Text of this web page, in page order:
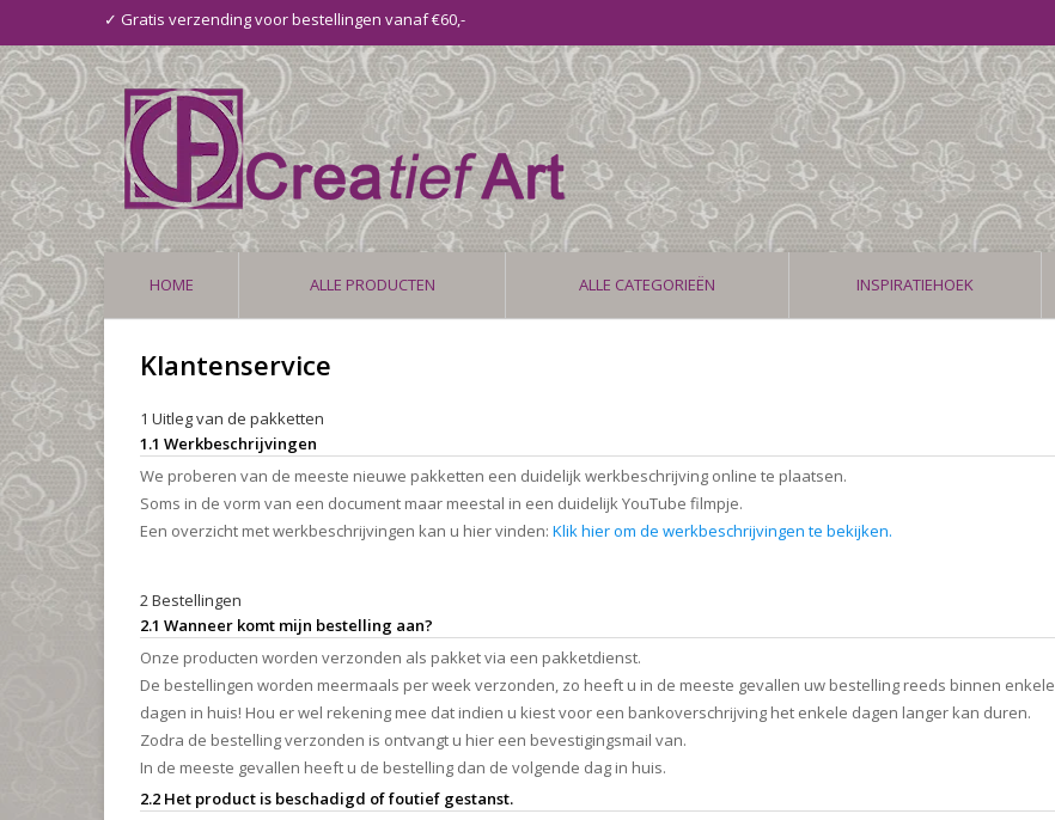
✓ Gratis verzending voor bestellingen vanaf €60,-
HOME ALLE PRODUCTEN ALLE CATEGORIEËN INSPIRATIEHOEK
Klantenservice
1 Uitleg van de pakketten
1.1 Werkbeschrijvingen
We proberen van de meeste nieuwe pakketten een duidelijk werkbeschrijving online te plaatsen.
Soms in de vorm van een document maar meestal in een duidelijk YouTube filmpje.
Een overzicht met werkbeschrijvingen kan u hier vinden: Klik hier om de werkbeschrijvingen te bekijken.
2 Bestellingen
2.1 Wanneer komt mijn bestelling aan?
Onze producten worden verzonden als pakket via een pakketdienst.
De bestellingen worden meermaals per week verzonden, zo heeft u in de meeste gevallen uw bestelling reeds binnen enkele
dagen in huis! Hou er wel rekening mee dat indien u kiest voor een bankoverschrijving het enkele dagen langer kan duren.
Zodra de bestelling verzonden is ontvangt u hier een bevestigingsmail van.
In de meeste gevallen heeft u de bestelling dan de volgende dag in huis.
2.2 Het product is beschadigd of foutief gestanst.